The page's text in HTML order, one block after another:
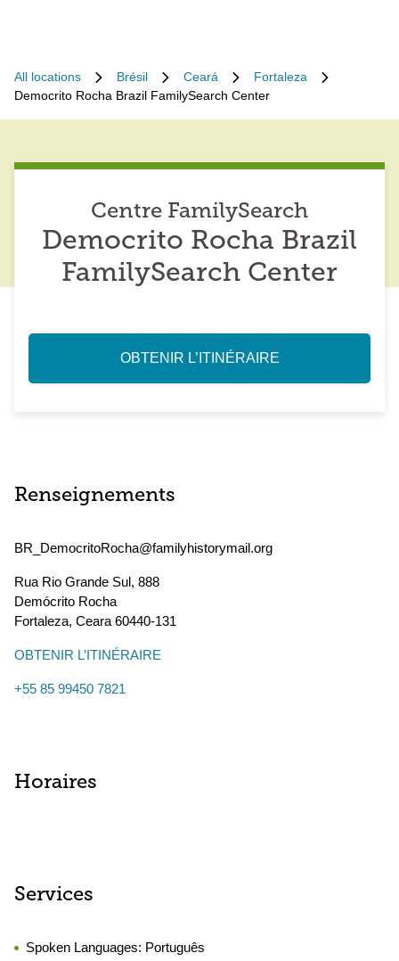
All locations Brésil Ceará
Fortaleza
Democrito Rocha Brazil FamilySearch Center
Centre FamilySearch
Democrito Rocha Brazil
FamilySearch Center
OBTENIR L’ITINÉRAIRE
Renseignements
BR_DemocritoRocha@familyhistorymail.org
Rua Rio Grande Sul, 888
Demócrito Rocha
Fortaleza, Ceara 60440-131
OBTENIR L’ITINÉRAIRE
+55 85 99450 7821
Horaires
Services
Spoken Languages: Português